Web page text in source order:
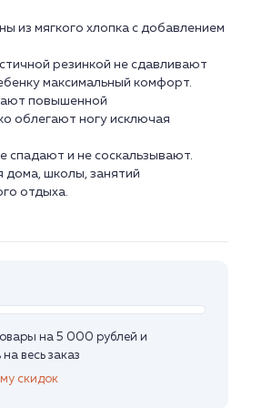
из мягкого хлопка с добавлением
резинкой не сдавливают
максимальный комфорт.
повышенной
облегают ногу исключая
спадают и не соскальзывают.
дома, школы, занятий
отдыха.
на 5 000 рублей и
весь заказ
скидок